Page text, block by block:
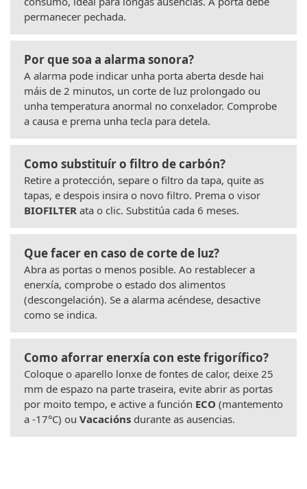
permanecer pechada.
Por que soa a alarma sonora?
A alarma pode indicar unha porta aberta desde hai
máis de 2 minutos, un corte de luz prolongado ou
unha temperatura anormal no conxelador. Comprobe
a causa e prema unha tecla para detela.
Como substituír o filtro de carbón?
Retire a protección, separe o filtro da tapa, quite as
tapas, e despois insira o novo filtro. Prema o visor
BIOFILTER ata o clic. Substitúa cada 6 meses.
Que facer en caso de corte de luz?
Abra as portas o menos posible. Ao restablecer a
enerxía, comprobe o estado dos alimentos
(descongelación). Se a alarma acéndese, desactive
como se indica.
Como aforrar enerxía con este frigorífico?
Coloque o aparello lonxe de fontes de calor, deixe 25
mm de espazo na parte traseira, evite abrir as portas
por moito tempo, e active a función ECO (mantemento
a -17°C) ou Vacacións durante as ausencias.